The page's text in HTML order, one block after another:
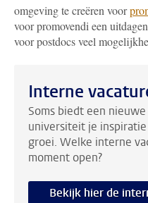
omgeving te creëren voor
voor promovendi een
voor postdocs veel
Interne
Soms biedt een
universiteit je
groei. Welke interne
moment open?
Bekijk hier de